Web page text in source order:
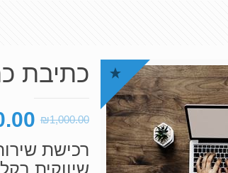
כתיבת
₪1,000.00
רכישת
שיווקית